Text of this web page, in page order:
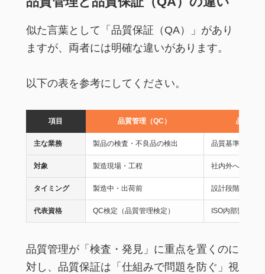
似た言葉として「品質保証（QA）」があり
ますが、両者には明確な違いがあります。
以下の表を参考にしてください。
項目 品質管理（QC） 品質保
主な業務 製品の検査・不良品の検出 品質基準の策定
対象 製造現場・工程 社内外への品質
タイミング 製造中・出荷前 設計段階から出
代表資格 QC検定（品質管理検定） ISO内部監査員
品質管理が「検査・発見」に重点を置くのに
対し、品質保証は「仕組みで問題を防ぐ」視